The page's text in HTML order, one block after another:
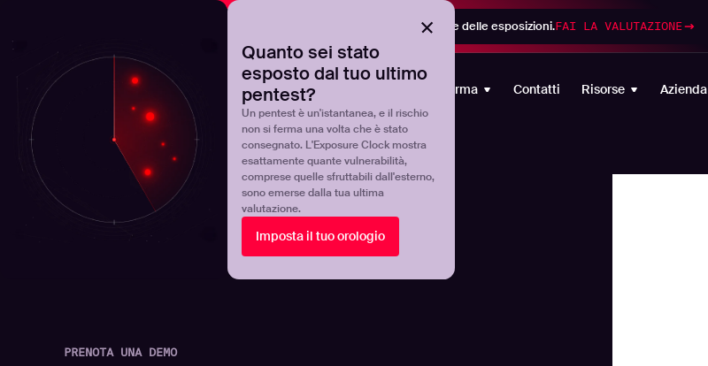
Quanto sei stato
esposto dal tuo ultimo
pentest?
Un pentest è un'istantanea, e il rischio
non si ferma una volta che è stato
consegnato. L'Exposure Clock mostra
esattamente quante vulnerabilità,
comprese quelle sfruttabili dall'esterno,
sono emerse dalla tua ultima
valutazione.
Imposta il tuo orologio
Scoprite dove si trova realmente il vostro programma di gestione delle esposizioni.FAI LA VALUTAZIONE
Products Piattaforma Contatti Risorse Azienda
PRENOTA UNA DEMO